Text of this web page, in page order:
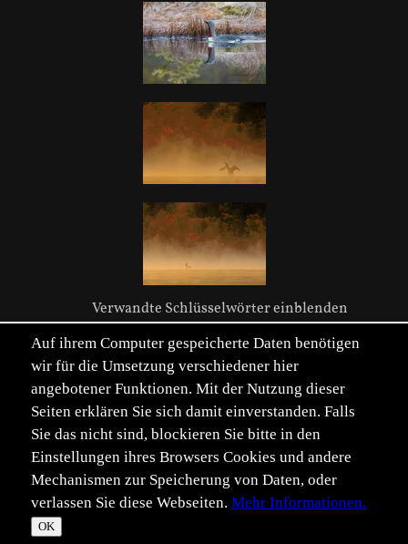
Verwandte Schlüsselwörter einblenden
Auf ihrem Computer gespeicherte Daten benötigen
wir für die Umsetzung verschiedener hier
angebotener Funktionen. Mit der Nutzung dieser
Seiten erklären Sie sich damit einverstanden. Falls
Sie das nicht sind, blockieren Sie bitte in den
Einstellungen ihres Browsers Cookies und andere
Mechanismen zur Speicherung von Daten, oder
verlassen Sie diese Webseiten. Mehr Informationen.
OK